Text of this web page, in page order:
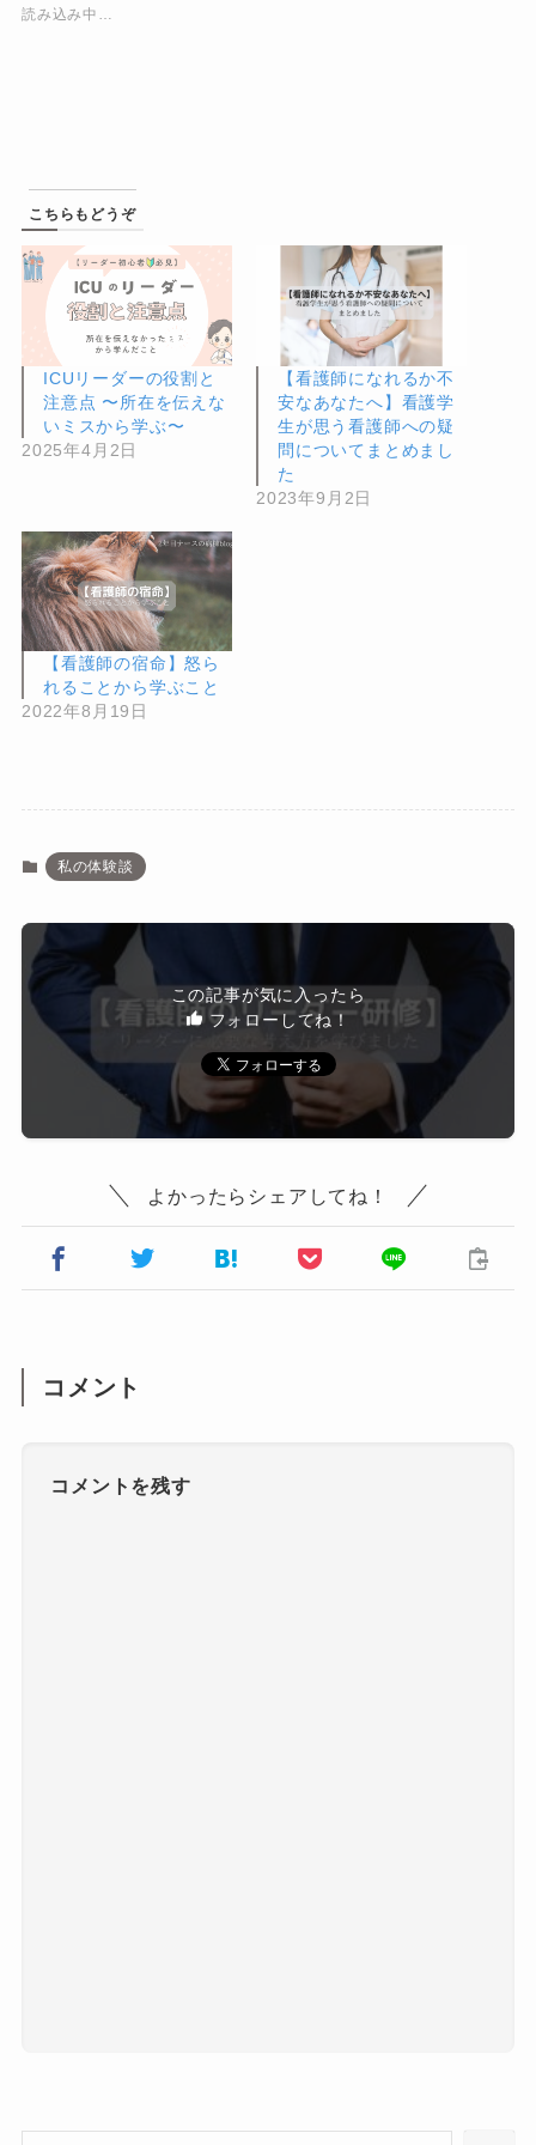
読み込み中…
こちらもどうぞ
ICUリーダーの役割と
注意点 〜所在を伝えな
いミスから学ぶ〜
2025年4月2日
【看護師になれるか不
安なあなたへ】看護学
生が思う看護師への疑
問についてまとめまし
た
2023年9月2日
【看護師の宿命】怒ら
れることから学ぶこと
2022年8月19日
私の体験談
この記事が気に入ったら
フォローしてね！
よかったらシェアしてね！
コメント
コメントを残す